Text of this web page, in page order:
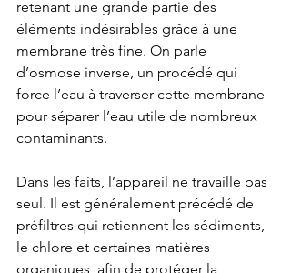
retenant une grande partie des
éléments indésirables grâce à une
membrane très fine. On parle
d’osmose inverse, un procédé qui
force l’eau à traverser cette membrane
pour séparer l’eau utile de nombreux
contaminants.
Dans les faits, l’appareil ne travaille pas
seul. Il est généralement précédé de
préfiltres qui retiennent les sédiments,
le chlore et certaines matières
organiques, afin de protéger la